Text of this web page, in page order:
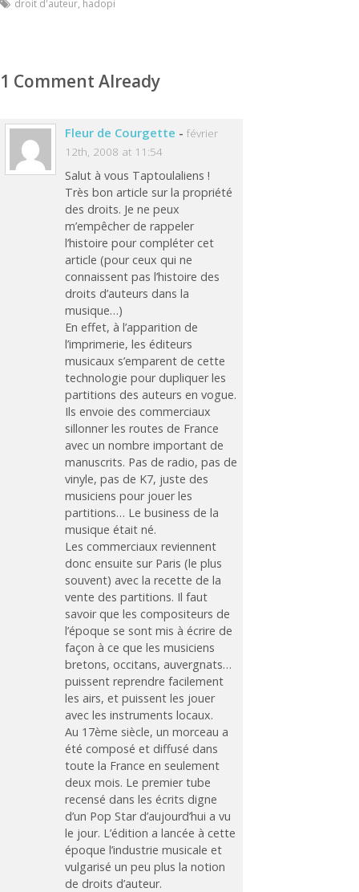
droit d'auteur, hadopi
1 Comment Already
Fleur de Courgette - février
12th, 2008 at 11:54
Salut à vous Taptoulaliens !
Très bon article sur la propriété
des droits. Je ne peux
m’empêcher de rappeler
l’histoire pour compléter cet
article (pour ceux qui ne
connaissent pas l’histoire des
droits d’auteurs dans la
musique…)
En effet, à l’apparition de
l’imprimerie, les éditeurs
musicaux s’emparent de cette
technologie pour dupliquer les
partitions des auteurs en vogue.
Ils envoie des commerciaux
sillonner les routes de France
avec un nombre important de
manuscrits. Pas de radio, pas de
vinyle, pas de K7, juste des
musiciens pour jouer les
partitions… Le business de la
musique était né.
Les commerciaux reviennent
donc ensuite sur Paris (le plus
souvent) avec la recette de la
vente des partitions. Il faut
savoir que les compositeurs de
l’époque se sont mis à écrire de
façon à ce que les musiciens
bretons, occitans, auvergnats…
puissent reprendre facilement
les airs, et puissent les jouer
avec les instruments locaux.
Au 17ème siècle, un morceau a
été composé et diffusé dans
toute la France en seulement
deux mois. Le premier tube
recensé dans les écrits digne
d’un Pop Star d’aujourd’hui a vu
le jour. L’édition a lancée à cette
époque l’industrie musicale et
vulgarisé un peu plus la notion
de droits d’auteur.